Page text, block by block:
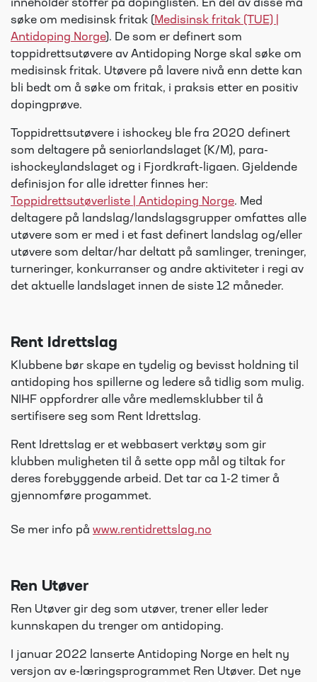
inneholder stoffer på dopinglisten. En del av disse må
søke om medisinsk fritak ( Medisinsk fritak (TUE) |
Antidoping Norge). De som er definert som
toppidrettsutøvere av Antidoping Norge skal søke om
medisinsk fritak. Utøvere på lavere nivå enn dette kan
bli bedt om å søke om fritak, i praksis etter en positiv
dopingprøve.
Toppidrettsutøvere i ishockey ble fra 2020 definert
som deltagere på seniorlandslaget (K/M), para-
ishockeylandslaget og i Fjordkraft-ligaen. Gjeldende
definisjon for alle idretter finnes her:
Toppidrettsutøverliste | Antidoping Norge. Med
deltagere på landslag/landslagsgrupper omfattes alle
utøvere som er med i et fast definert landslag og/eller
utøvere som deltar/har deltatt på samlinger, treninger,
turneringer, konkurranser og andre aktiviteter i regi av
det aktuelle landslaget innen de siste 12 måneder.
Rent Idrettslag
Klubbene bør skape en tydelig og bevisst holdning til
antidoping hos spillerne og ledere så tidlig som mulig.
NIHF oppfordrer alle våre medlemsklubber til å
sertifisere seg som Rent Idrettslag.
Rent Idrettslag er et webbasert verktøy som gir
klubben muligheten til å sette opp mål og tiltak for
deres forebyggende arbeid. Det tar ca 1-2 timer å
gjennomføre progammet.
Se mer info på www.rentidrettslag.no
Ren Utøver
Ren Utøver gir deg som utøver, trener eller leder
kunnskapen du trenger om antidoping.
I januar 2022 lanserte Antidoping Norge en helt ny
versjon av e-læringsprogrammet Ren Utøver. Det nye